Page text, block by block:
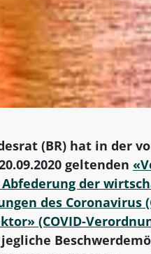
(BR) hat in der
geltenden
der
des Coronavirus
(COVID-